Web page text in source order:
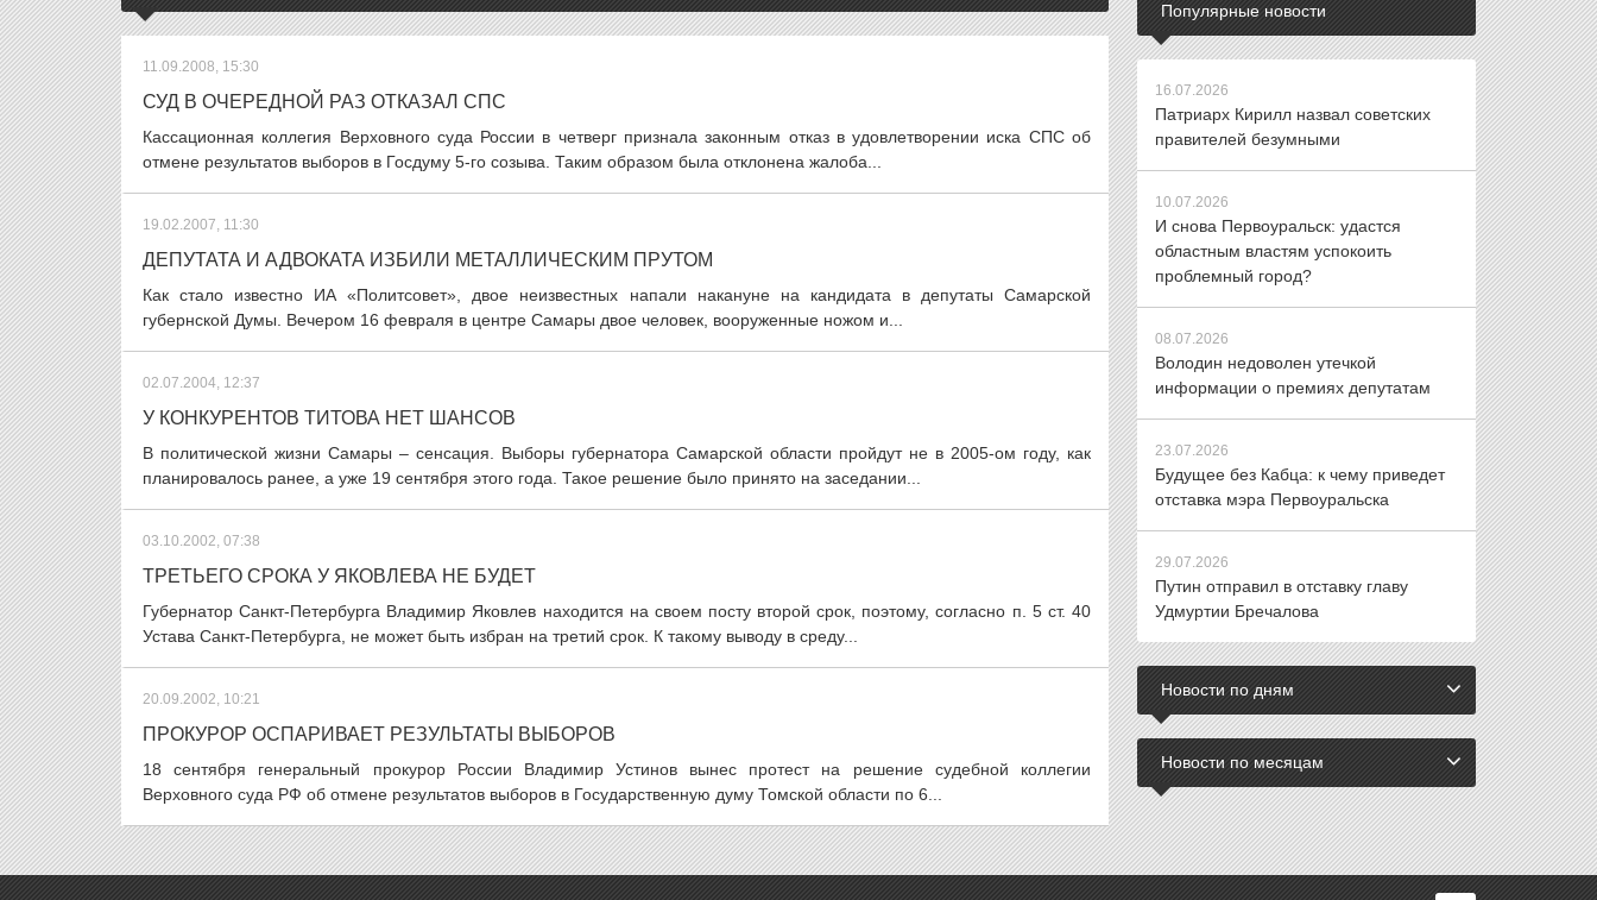
11.09.2008, 15:30
СУД В ОЧЕРЕДНОЙ РАЗ ОТКАЗАЛ СПС
Кассационная коллегия Верховного суда России в четверг признала законным отказ в удовлетворении иска СПС об
отмене результатов выборов в Госдуму 5-го созыва. Таким образом была отклонена жалоба...
19.02.2007, 11:30
ДЕПУТАТА И АДВОКАТА ИЗБИЛИ МЕТАЛЛИЧЕСКИМ ПРУТОМ
Как стало известно ИА «Политсовет», двое неизвестных напали накануне на кандидата в депутаты Самарской
губернской Думы. Вечером 16 февраля в центре Самары двое человек, вооруженные ножом и...
02.07.2004, 12:37
У КОНКУРЕНТОВ ТИТОВА НЕТ ШАНСОВ
В политической жизни Самары – сенсация. Выборы губернатора Самарской области пройдут не в 2005-ом году, как
планировалось ранее, а уже 19 сентября этого года. Такое решение было принято на заседании...
03.10.2002, 07:38
ТРЕТЬЕГО СРОКА У ЯКОВЛЕВА НЕ БУДЕТ
Губернатор Санкт-Петербурга Владимир Яковлев находится на своем посту второй срок, поэтому, согласно п. 5 ст. 40
Устава Санкт-Петербурга, не может быть избран на третий срок. К такому выводу в среду...
20.09.2002, 10:21
ПРОКУРОР ОСПАРИВАЕТ РЕЗУЛЬТАТЫ ВЫБОРОВ
18 сентября генеральный прокурор России Владимир Устинов вынес протест на решение судебной коллегии
Верховного суда РФ об отмене результатов выборов в Государственную думу Томской области по 6...
Популярные новости
16.07.2026
Патриарх Кирилл назвал советских
правителей безумными
10.07.2026
И снова Первоуральск: удастся
областным властям успокоить
проблемный город?
08.07.2026
Володин недоволен утечкой
информации о премиях депутатам
23.07.2026
Будущее без Кабца: к чему приведет
отставка мэра Первоуральска
29.07.2026
Путин отправил в отставку главу
Удмуртии Бречалова
Новости по дням
Новости по месяцам